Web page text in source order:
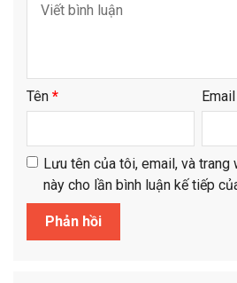
Tên * Email
Lưu tên của tôi, email, và trang
này cho lần bình luận kế tiếp